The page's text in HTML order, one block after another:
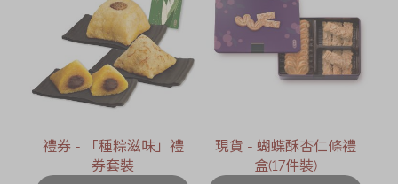
禮券 - 「種粽滋味」禮
券套裝
現貨 - 蝴蝶酥杏仁條禮
盒(17件裝)